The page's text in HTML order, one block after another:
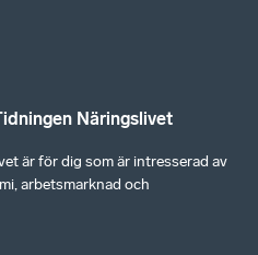
Näringslivet
är för dig som är intresserad av
arbetsmarknad och